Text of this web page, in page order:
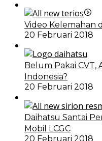
Video Kelemahan
20 Februari 2018
Belum Pakai CVT,
Indonesia?
20 Februari 2018
Daihatsu Santai
Mobil LCGC
20 Februari 2018